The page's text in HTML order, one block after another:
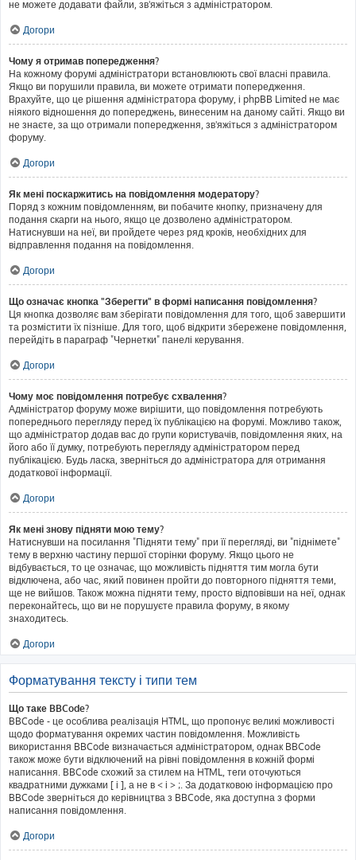
не можете додавати файли, зв'яжіться з адміністратором.
Догори
Чому я отримав попередження?
На кожному форумі адміністратори встановлюють свої власні правила.
Якщо ви порушили правила, ви можете отримати попередження.
Врахуйте, що це рішення адміністратора форуму, і phpBB Limited не має
ніякого відношення до попереджень, винесеним на даному сайті. Якщо ви
не знаєте, за що отримали попередження, зв'яжіться з адміністратором
форуму.
Догори
Як мені поскаржитись на повідомлення модератору?
Поряд з кожним повідомленням, ви побачите кнопку, призначену для
подання скарги на нього, якщо це дозволено адміністратором.
Натиснувши на неї, ви пройдете через ряд кроків, необхідних для
відправлення подання на повідомлення.
Догори
Що означає кнопка "Зберегти" в формі написання повідомлення?
Ця кнопка дозволяє вам зберігати повідомлення для того, щоб завершити
та розмістити їх пізніше. Для того, щоб відкрити збережене повідомлення,
перейдіть в параграф "Чернетки" панелі керування.
Догори
Чому моє повідомлення потребує схвалення?
Адміністратор форуму може вирішити, що повідомлення потребують
попереднього перегляду перед їх публікацією на форумі. Можливо також,
що адміністратор додав вас до групи користувачів, повідомлення яких, на
його або її думку, потребують перегляду адміністратором перед
публікацією. Будь ласка, зверніться до адміністратора для отримання
додаткової інформації.
Догори
Як мені знову підняти мою тему?
Натиснувши на посилання "Підняти тему" при її перегляді, ви "піднімете"
тему в верхню частину першої сторінки форуму. Якщо цього не
відбувається, то це означає, що можливість підняття тим могла бути
відключена, або час, який повинен пройти до повторного підняття теми,
ще не вийшов. Також можна підняти тему, просто відповівши на неї, однак
переконайтесь, що ви не порушуєте правила форуму, в якому
знаходитесь.
Догори
Форматування тексту і типи тем
Що таке BBCode?
BBCode - це особлива реалізація HTML, що пропонує великі можливості
щодо форматування окремих частин повідомлення. Можливість
використання BBCode визначається адміністратором, однак BBCode
також може бути відключений на рівні повідомлення в кожній формі
написання. BBCode схожий за стилем на HTML, теги оточуються
квадратними дужками [ і ], а не в < і > ;. За додатковою інформацією про
BBCode зверніться до керівництва з BBCode, яка доступна з форми
написання повідомлення.
Догори